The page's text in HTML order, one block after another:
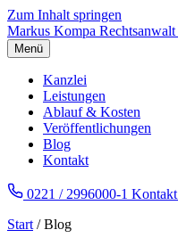
Zum Inhalt springen
Markus Kompa
Menü
Kanzlei
Leistungen
Ablauf & Kosten
Veröffentlichungen
Blog
Kontakt
0221 / 2996000-1
Start / Blog